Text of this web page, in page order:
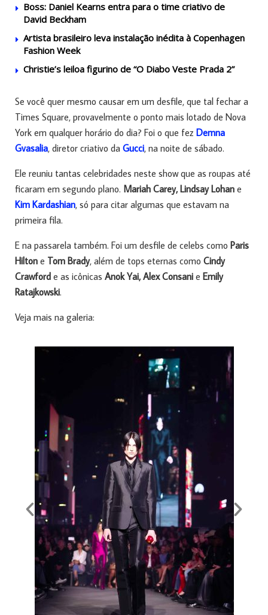
Boss: Daniel Kearns entra para o time criativo de
David Beckham
Artista brasileiro leva instalação inédita à Copenhagen
Fashion Week
Christie’s leiloa figurino de “O Diabo Veste Prada 2”
Se você quer mesmo causar em um desfile, que tal fechar a
Times Square, provavelmente o ponto mais lotado de Nova
York em qualquer horário do dia? Foi o que fez Demna
Gvasalia, diretor criativo da Gucci, na noite de sábado.
Ele reuniu tantas celebridades neste show que as roupas até
ficaram em segundo plano. Mariah Carey, Lindsay Lohan e
Kim Kardashian, só para citar algumas que estavam na
primeira fila.
E na passarela também. Foi um desfile de celebs como Paris
Hilton e Tom Brady, além de tops eternas como Cindy
Crawford e as icônicas Anok Yai, Alex Consani e Emily
Ratajkowski.
Veja mais na galeria: